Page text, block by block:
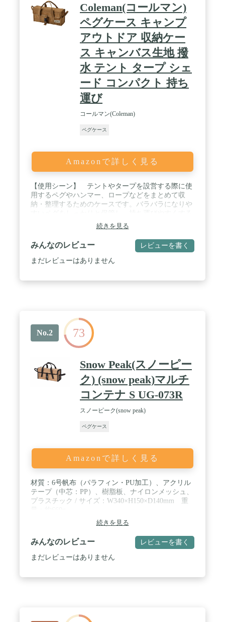
Coleman(コールマン)
ペグケース キャンプ
アウトドア 収納ケー
ス キャンバス生地 撥
水 テント タープ シェ
ード コンパクト 持ち
運び
コールマン(Coleman)
ペグケース
Amazonで詳しく見る
【使用シーン】 テントやタープを設営する際に使
用するペグやハンマー、ロープなどをまとめて収
納・整理するためのケースです。バラバラになりや
便利なアイテムです。 / 【丈夫な生地】コットンキ
ャンバス素材でしっかりした作りの為、先端が尖っ
たペグを安全に持ち運ぶことができます。 / 【大き
な開口部】ケースの上部が大きく開く構造のため中
身が確認しやすく、長いペグもストレスなく収納す
くなっています。 / 【おしゃれなデザイン】風合い
の良い素材とカラーリングで、小物入れや工具ケー
スとしても活用できます。 / 【紛失防止】まとめて
収納することで、なくしやすい小物の紛失を防ぐこ
とができます。 / 【サイズ】約 360 x 170 x
170mm(内寸：約310×120×150(h)mm) 総重量：約
535g(耐荷重：15kg) / 【材質】コットンキャンバス
続きを見る
みんなのレビュー レビューを書く
まだレビューはありません
No.2 73
Snow Peak(スノーピー
ク) (snow peak)マルチ
コンテナ S UG-073R
スノーピーク(snow peak)
ペグケース
Amazonで詳しく見る
材質：6号帆布（パラフィン・PU加工）、アクリル
テープ（中芯：PP）、樹脂板、ナイロンメッシュ、
プラスチック / サイズ：W340×H150×D140mm 重
続きを見る
みんなのレビュー レビューを書く
まだレビューはありません